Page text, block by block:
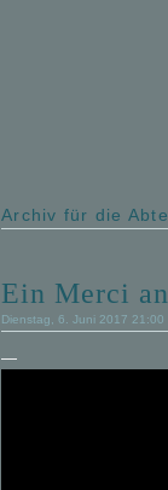
Archiv für die
Ein Merci
Dienstag, 6. Juni 2017 21:00
—